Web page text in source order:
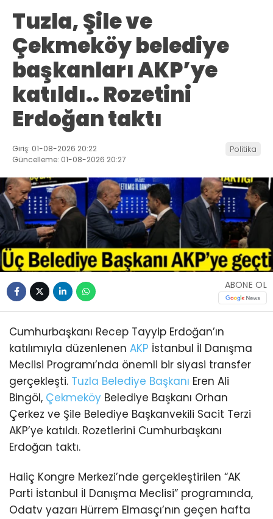
Tuzla, Şile ve
Çekmeköy belediye
başkanları AKP’ye
katıldı.. Rozetini
Erdoğan taktı
Giriş: 01-08-2026 20:22
Güncelleme: 01-08-2026 20:27
Politika
ABONE OL
Cumhurbaşkanı Recep Tayyip Erdoğan’ın
katılımıyla düzenlenen AKP İstanbul İl Danışma
Meclisi Programı’nda önemli bir siyasi transfer
gerçekleşti. Tuzla Belediye Başkanı Eren Ali
Bingöl, Çekmeköy Belediye Başkanı Orhan
Çerkez ve Şile Belediye Başkanvekili Sacit Terzi
AKP’ye katıldı. Rozetlerini Cumhurbaşkanı
Erdoğan taktı.
Haliç Kongre Merkezi’nde gerçekleştirilen “AK
Parti İstanbul İl Danışma Meclisi” programında,
Odatv yazarı Hürrem Elmasçı’nın geçen hafta